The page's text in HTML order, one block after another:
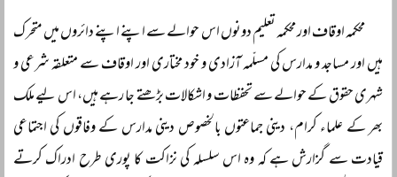
محکمہ اوقاف اور محکمہ تعلیم دونوں اس حوالے سے اپنے اپنے دائروں میں متحرک
ہیں اور مساجد و مدارس کی مسلّمہ آزادی و خود مختاری اور اوقاف سے متعلقہ شرعی و
شہری حقوق کے حوالے سے تحفظات و اشکالات بڑھتے جا رہے ہیں، اس لیے ملک
بھر کے علماء کرام، دینی جماعتوں بالخصوص دینی مدارس کے وفاقوں کی اجتماعی
قیادت سے گزارش ہے کہ وہ اس سلسلہ کی نزاکت کا پوری طرح ادراک کرتے